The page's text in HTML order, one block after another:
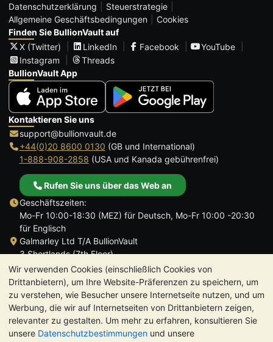
Wir verwenden Cookies (einschließlich Cookies von
Drittanbietern), um Ihre Website-Präferenzen zu speichern, um
zu verstehen, wie Besucher unsere Internetseite nutzen, und um
Werbung, die wir auf Internetseiten von Drittanbietern zeigen,
relevanter zu gestalten. Um mehr zu erfahren, konsultieren Sie
unsere Datenschutzbestimmungen und unsere
Datenschutzerklärung
Steuerstrategie
Allgemeine Geschäftsbedingungen
Cookies
Finden Sie BullionVault auf
X (Twitter)
LinkedIn Facebook
YouTube
Instagram
Threads
BullionVault App
Kontaktieren Sie uns
support@bullionvault.de
+44(0)20 8600 0130 (GB und International)
1-888-908-2858 (USA und Kanada gebührenfrei)
Rufen Sie uns über das Web an
Geschäftszeiten:
Mo-Fr 10:00-18:30 (MEZ) für Deutsch, Mo-Fr 10:00 -20:30
für Englisch
Galmarley Ltd T/A BullionVault
3 Shortlands (7th Floor)
Hammersmith
London
W6 8DA
Großbritannien